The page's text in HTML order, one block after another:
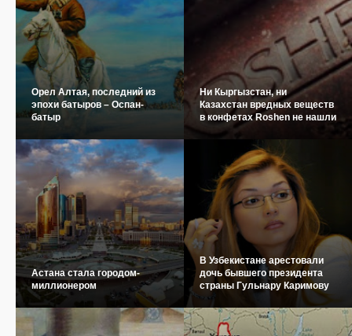
Орел Алтая, последний из
эпохи батыров – Оспан-
батыр
Ни Кыргызстан, ни
Казахстан вредных веществ
в конфетах Roshen не нашли
Астана стала городом-
миллионером
В Узбекистане арестовали
дочь бывшего президента
страны Гульнару Каримову